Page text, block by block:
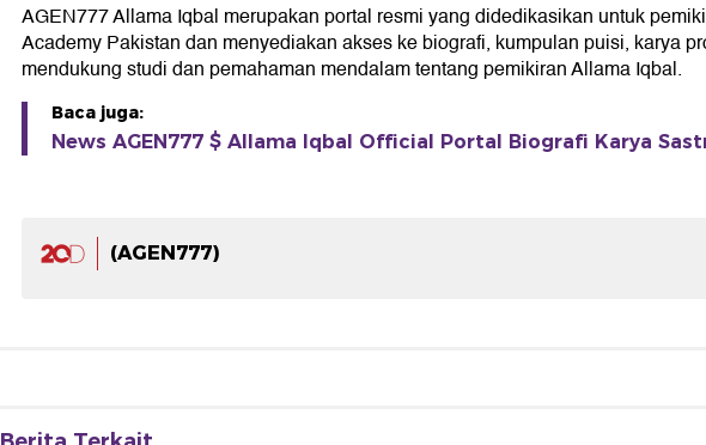
AGEN777 Allama Iqbal merupakan portal resmi yang didedikasikan untuk
Academy Pakistan dan menyediakan akses ke biografi, kumpulan puisi, karya
mendukung studi dan pemahaman mendalam tentang pemikiran Allama Iqbal.
Baca juga:
News AGEN777 $ Allama Iqbal Official Portal Biografi Karya
(AGEN777)